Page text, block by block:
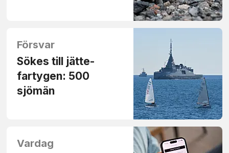
Försvar
Sökes till jätte­
fartygen: 500
sjömän
Vardag